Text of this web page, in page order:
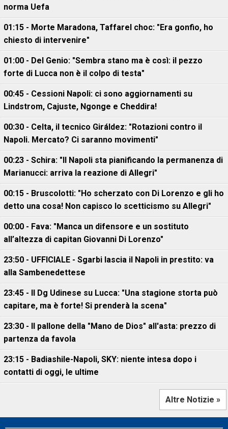
norma Uefa
01:15 - Morte Maradona, Taffarel choc: "Era gonfio, ho
chiesto di intervenire"
01:00 - Del Genio: "Sembra stano ma è così: il pezzo
forte di Lucca non è il colpo di testa"
00:45 - Cessioni Napoli: ci sono aggiornamenti su
Lindstrom, Cajuste, Ngonge e Cheddira!
00:30 - Celta, il tecnico Giráldez: "Rotazioni contro il
Napoli. Mercato? Ci saranno movimenti"
00:23 - Schira: "Il Napoli sta pianificando la permanenza di
Marianucci: arriva la reazione di Allegri"
00:15 - Bruscolotti: "Ho scherzato con Di Lorenzo e gli ho
detto una cosa! Non capisco lo scetticismo su Allegri"
00:00 - Fava: "Manca un difensore e un sostituto
all’altezza di capitan Giovanni Di Lorenzo"
23:50 - UFFICIALE - Sgarbi lascia il Napoli in prestito: va
alla Sambenedettese
23:45 - Il Dg Udinese su Lucca: "Una stagione storta può
capitare, ma è forte! Si prenderà la scena"
23:30 - Il pallone della "Mano de Dios" all'asta: prezzo di
partenza da favola
23:15 - Badiashile-Napoli, SKY: niente intesa dopo i
contatti di oggi, le ultime
Altre Notizie »